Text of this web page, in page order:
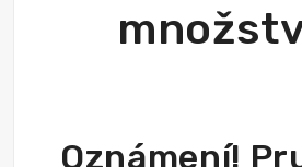
Oznámení!